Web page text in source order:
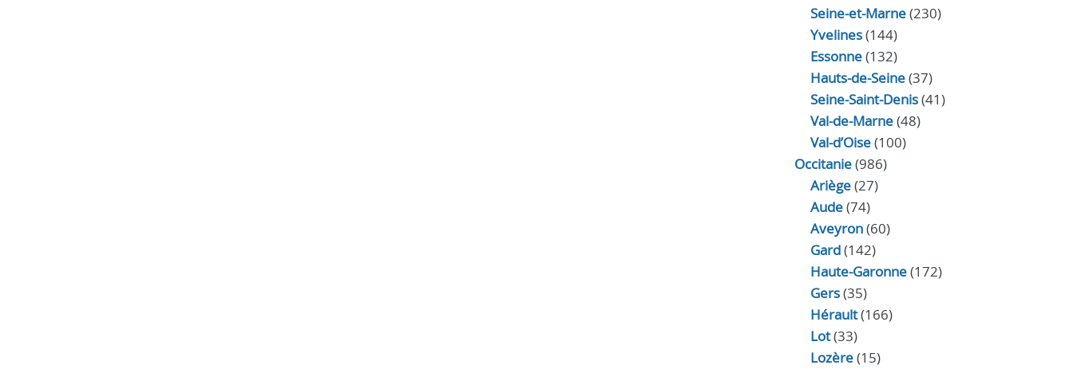
Seine-et-Marne(230)
Yvelines(144)
Essonne(132)
Hauts-de-Seine(37)
Seine-Saint-Denis(41)
Val-de-Marne(48)
Val-d’Oise(100)
Occitanie(986)
Ariège(27)
Aude(74)
Aveyron(60)
Gard(142)
Haute-Garonne(172)
Gers(35)
Hérault(166)
Lot(33)
Lozère(15)